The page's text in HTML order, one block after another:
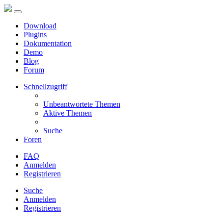
Download
Plugins
Dokumentation
Demo
Blog
Forum
Schnellzugriff
Unbeantwortete Themen
Aktive Themen
Suche
Foren
FAQ
Anmelden
Registrieren
Suche
Anmelden
Registrieren